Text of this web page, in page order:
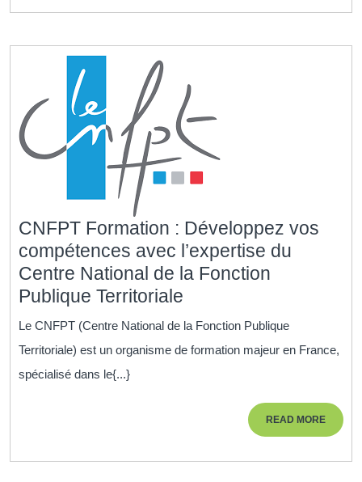
des
CNFPT Formation : Développez vos
compétences avec l’expertise du
Centre National de la Fonction
Publique Territoriale
Formation
Développez
compétences
Le CNFPT (Centre National de la Fonction Publique
Territoriale) est un organisme de formation majeur en France,
spécialisé dans le{...}
READ MOREREAD
MORE